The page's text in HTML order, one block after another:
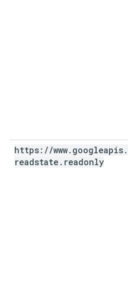
https: //www. googleapis.
readstate . readonly